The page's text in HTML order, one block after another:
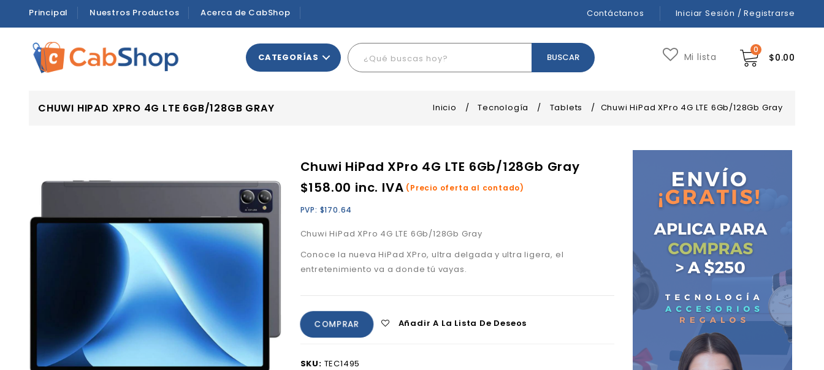
Principal Nuestros Productos Acerca de CabShop Contáctanos Iniciar Sesión / Registrarse
0
$0.00
Mi lista
CATEGORÍAS
CHUWI HIPAD XPRO 4G LTE 6GB/128GB GRAY Inicio / Tecnología / Tablets / Chuwi HiPad XPro 4G LTE 6Gb/128Gb Gray
Chuwi HiPad XPro 4G LTE 6Gb/128Gb Gray
$158.00 inc. IVA (Precio oferta al contado)
PVP: $170.64
Chuwi HiPad XPro 4G LTE 6Gb/128Gb Gray
Conoce la nueva HiPad XPro, ultra delgada y ultra ligera, el
entretenimiento va a donde tú vayas.
COMPRAR Añadir A La Lista De Deseos
SKU: TEC1495